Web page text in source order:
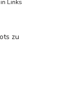
Links
zu